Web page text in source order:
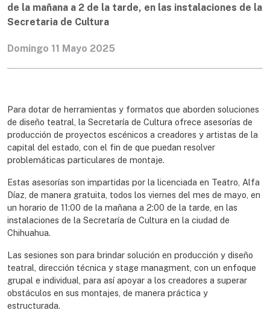
de la mañana a 2 de la tarde, en las instalaciones de la
Secretaria de Cultura
Domingo 11 Mayo 2025
Para dotar de herramientas y formatos que aborden soluciones
de diseño teatral, la Secretaría de Cultura ofrece asesorías de
producción de proyectos escénicos a creadores y artistas de la
capital del estado, con el fin de que puedan resolver
problemáticas particulares de montaje.
Estas asesorías son impartidas por la licenciada en Teatro, Alfa
Díaz, de manera gratuita, todos los viernes del mes de mayo, en
un horario de 11:00 de la mañana a 2:00 de la tarde, en las
instalaciones de la Secretaría de Cultura en la ciudad de
Chihuahua.
Las sesiones son para brindar solución en producción y diseño
teatral, dirección técnica y stage managment, con un enfoque
grupal e individual, para así apoyar a los creadores a superar
obstáculos en sus montajes, de manera práctica y
estructurada.